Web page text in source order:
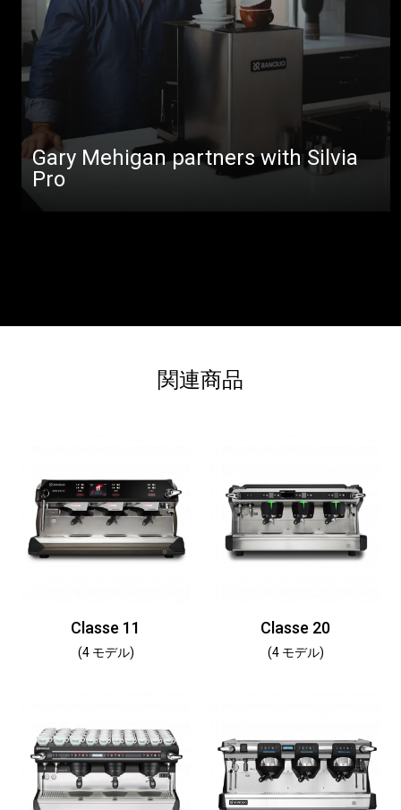
Gary Mehigan partners with Silvia
Pro
関連商品
Classe 11
(4 モデル)
Classe 20
(4 モデル)